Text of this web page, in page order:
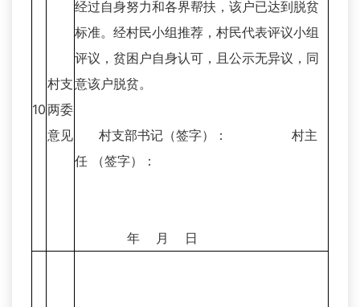
10
村支
两委
意见
经过自身努力和各界帮扶，该户已达到脱贫
标准。经村民小组推荐，村民代表评议小组
评议，贫困户自身认可，且公示无异议，同
意该户脱贫。
村支部书记（签字）： 村主
任 （签字）：
年 月 日